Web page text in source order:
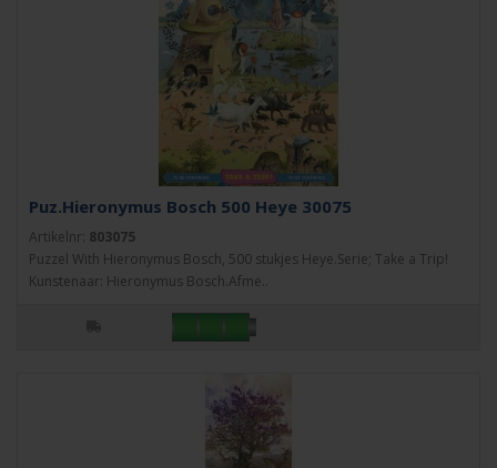
Puz.Hieronymus Bosch 500 Heye 30075
Artikelnr: 803075
Puzzel With Hieronymus Bosch, 500 stukjes Heye.Serie; Take a Trip!
Kunstenaar: Hieronymus Bosch.Afme..